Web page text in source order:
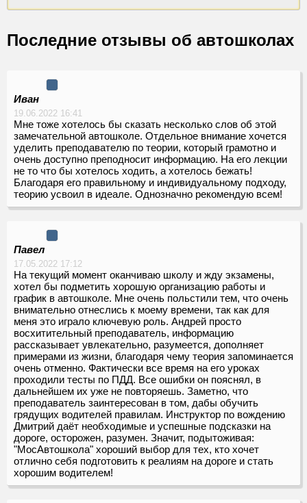
Последние отзывы об автошколах
Иван
19.06.2022 16:41
Мне тоже хотелось бы сказать несколько слов об этой
замечательной автошколе. Отдельное внимание хочется
уделить преподавателю по теории, который грамотно и
очень доступно преподносит информацию. На его лекции
не то что бы хотелось ходить, а хотелось бежать!
Благодаря его правильному и индивидуальному подходу,
теорию усвоил в идеале. Однозначно рекомендую всем!
Павел
17.05.2022 17:12
На текущий момент оканчиваю школу и жду экзамены,
хотел бы подметить хорошую организацию работы и
график в автошколе. Мне очень польстили тем, что очень
внимательно отнеслись к моему времени, так как для
меня это играло ключевую роль. Андрей просто
восхитительный преподаватель, информацию
рассказывает увлекательно, разумеется, дополняет
примерами из жизни, благодаря чему теория запоминается
очень отменно. Фактически все время на его уроках
проходили тесты по ПДД. Все ошибки он пояснял, в
дальнейшем их уже не повторяешь. Заметно, что
преподаватель заинтересован в том, дабы обучить
грядущих водителей правилам. Инструктор по вождению
Дмитрий даёт необходимые и успешные подсказки на
дороге, осторожен, разумен. Значит, подытоживая:
"МосАвтошкола" хороший выбор для тех, кто хочет
отлично себя подготовить к реалиям на дороге и стать
хорошим водителем!